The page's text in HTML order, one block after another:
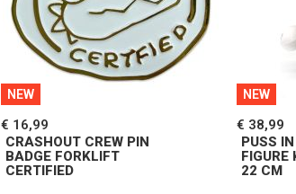
NEW
CRASHOUT CREW PIN
BADGE FORKLIFT
CERTIFIED
€ 16,99
NEW
PUSS
FIGURE
22 CM
€ 38,99